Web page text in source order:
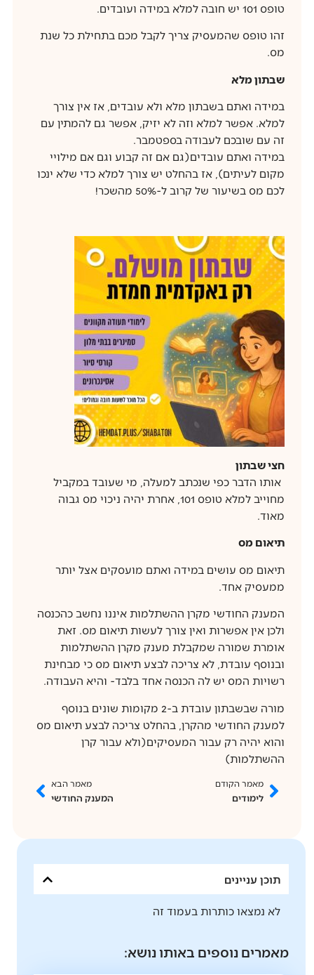
טופס 101 יש חובה למלא במידה ועובדים.
זהו טופס שהמעסיק צריך לקבל מכם בתחילת כל שנת
מס.
שבתון מלא
במידה ואתם בשבתון מלא ולא עובדים, אז אין צורך
למלא. אפשר למלא וזה לא יזיק, אפשר גם להמתין עם
זה עם שובכם לעבודה בספטמבר.
במידה ואתם עובדים(גם אם זה קבוע וגם אם מילויי
מקום לעיתים), אז בהחלט יש צורך למלא כדי שלא ינכו
לכם מס בשיעור של קרוב ל-50% מהשכר!
חצי שבתון
אותו הדבר כפי שנכתב למעלה, מי שעובד במקביל
מחוייב למלא טופס 101, אחרת יהיה ניכוי מס גבוה
מאוד.
תיאום מס
תיאום מס עושים במידה ואתם מועסקים אצל יותר
ממעסיק אחד.
המענק החודשי מקרן ההשתלמות איננו נחשב כהכנסה
ולכן אין אפשרות ואין צורך לעשות תיאום מס. זאת
אומרת שמורה שמקבלת מענק מקרן ההשתלמות
ובנוסף עובדת, לא צריכה לבצע תיאום מס כי מבחינת
רשויות המס יש לה הכנסה אחד בלבד- והיא העבודה.
מורה שבשבתון עובדת ב-2 מקומות שונים בנוסף
למענק החודשי מהקרן, בהחלט צריכה לבצע תיאום מס
והוא יהיה רק עבור המעסיקים(ולא עבור קרן
ההשתלמות)
מאמר הקודם
לימודים
מאמר הבא
המענק החודשי
תוכן עניינים
לא נמצאו כותרות בעמוד זה
מאמרים נוספים באותו נושא: